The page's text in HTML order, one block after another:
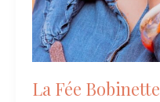
La Fée Bobinette